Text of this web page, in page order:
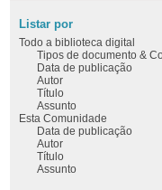
Listar por
Todo a biblioteca digital
Tipos de documento &
Data de publicação
Autor
Título
Assunto
Esta Comunidade
Data de publicação
Autor
Título
Assunto